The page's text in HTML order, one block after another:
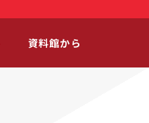
資料館から